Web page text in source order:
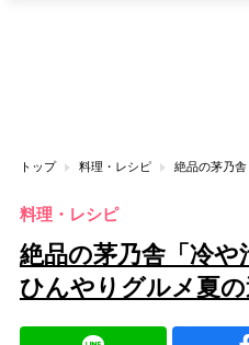
トップ 料理・レシピ
料理・レシピ
絶品の茅乃舎「冷
ひんやりグルメ夏